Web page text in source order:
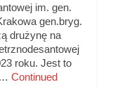
im. gen.
gen.bryg.
drużynę na
roku. Jest to
Continued